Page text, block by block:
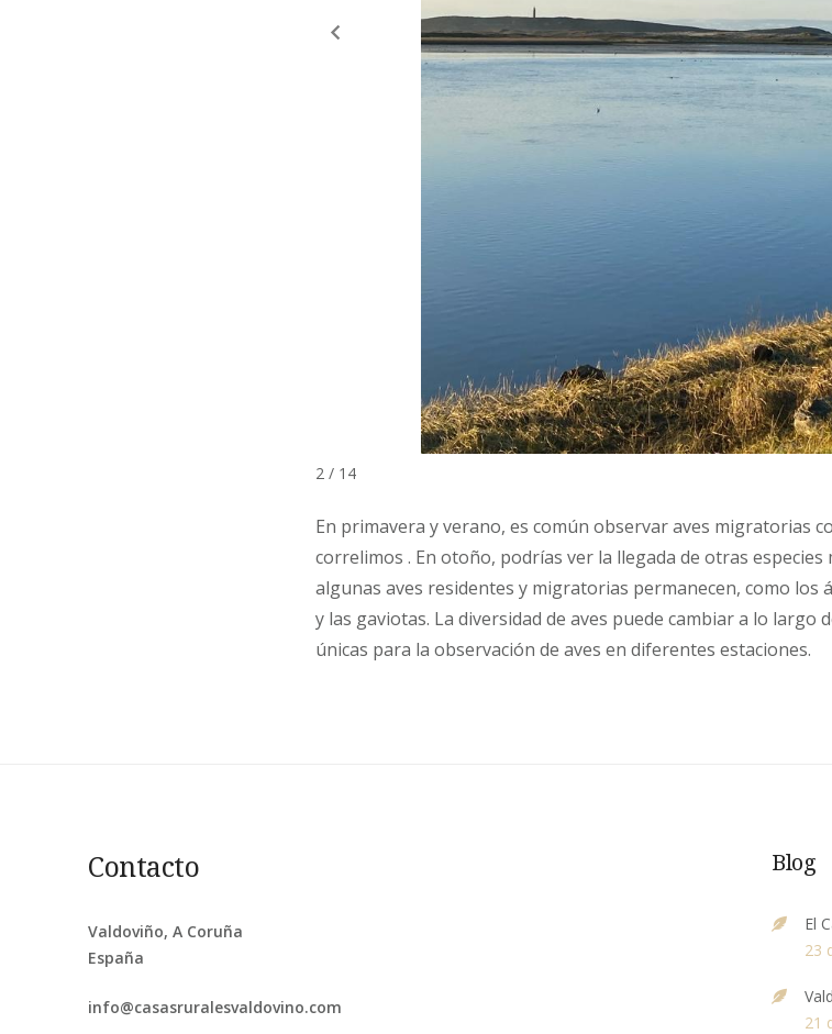
2 / 14
En primavera y verano, es común observar aves migratorias
correlimos . En otoño, podrías ver la llegada de otras
algunas aves residentes y migratorias permanecen, como los
y las gaviotas. La diversidad de aves puede cambiar a lo
únicas para la observación de aves en diferentes estaciones.
Contacto
Valdoviño, A Coruña
España
info@casasruralesvaldovino.com
Blog
El
23
21